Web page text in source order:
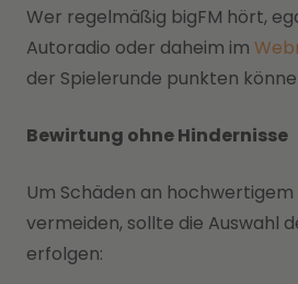
Wer regelmäßig bigFM hört,
Autoradio oder daheim im
der Spielerunde punkten
Bewirtung ohne Hindernisse
Um Schäden an
vermeiden, sollte die Auswahl
erfolgen: